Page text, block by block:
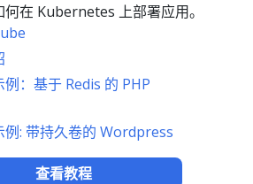
在 Kubernetes 上部署应用。
：基于 Redis 的 PHP
例: 带持久卷的 Wordpress
查看教程